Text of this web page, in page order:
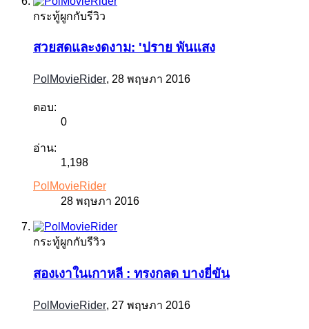
กระทู้ผูกกับรีวิว
สวยสดและงดงาม: 'ปราย พันแสง
PolMovieRider, 28 พฤษภา 2016
ตอบ:
0
อ่าน:
1,198
PolMovieRider
28 พฤษภา 2016
กระทู้ผูกกับรีวิว
สองเงาในเกาหลี : ทรงกลด บางยี่ขัน
PolMovieRider, 27 พฤษภา 2016